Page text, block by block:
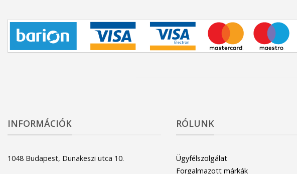
INFORMÁCIÓK
1048 Budapest, Dunakeszi utca 10.
RÓLUNK
Ügyfélszolgálat
Forgalmazott márkák